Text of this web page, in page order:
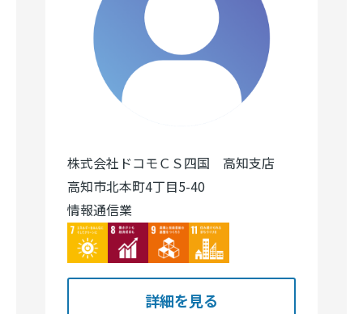
株式会社ドコモＣＳ四国 高知支店
ImageImageImageImage
詳細を見る